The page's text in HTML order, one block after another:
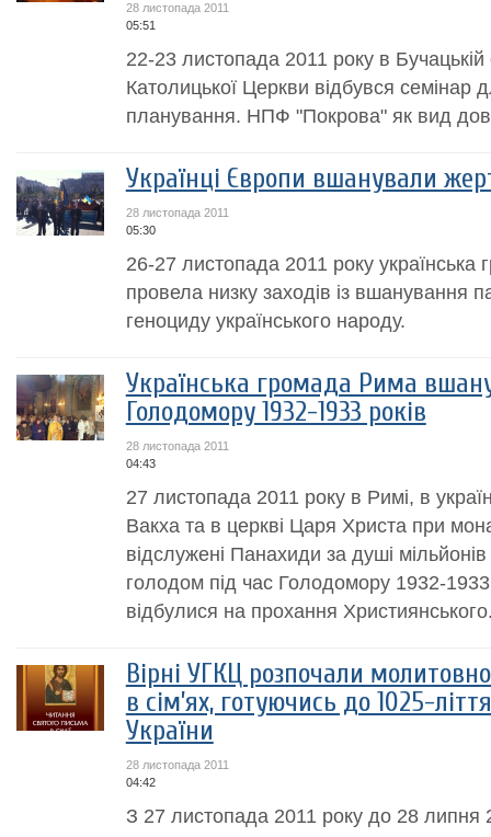
28 листопада 2011
05:51
22-23 листопада 2011 року в Бучацькій
Католицької Церкви відбувся семінар
планування. НПФ "Покрова" як вид
Українці Європи вшанували
28 листопада 2011
05:30
26-27 листопада 2011 року українська
провела низку заходів із вшанування
геноциду українського народу.
Українська громада Рима
Голодомору 1932-1933 років
28 листопада 2011
04:43
27 листопада 2011 року в Римі, в
Вакха та в церкві Царя Христа при
відслужені Панахиди за душі
голодом під час Голодомору 1932-
відбулися на прохання
Вірні УГКЦ розпочали
в сім’ях, готуючись до 1025-
України
28 листопада 2011
04:42
З 27 листопада 2011 року до 28 липня